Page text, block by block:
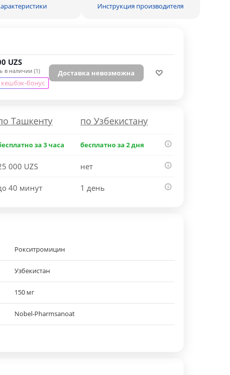
Инструкция производителя
UZS
в наличии (1)
кешбэк-бонус
Доставка невозможна
Ташкенту по Узбекистану
за 3 часа бесплатно за 2 дня
000 UZS нет
40 минут 1 день
Рокситромицин
Узбекистан
150 мг
Nobel-Pharmsanoat